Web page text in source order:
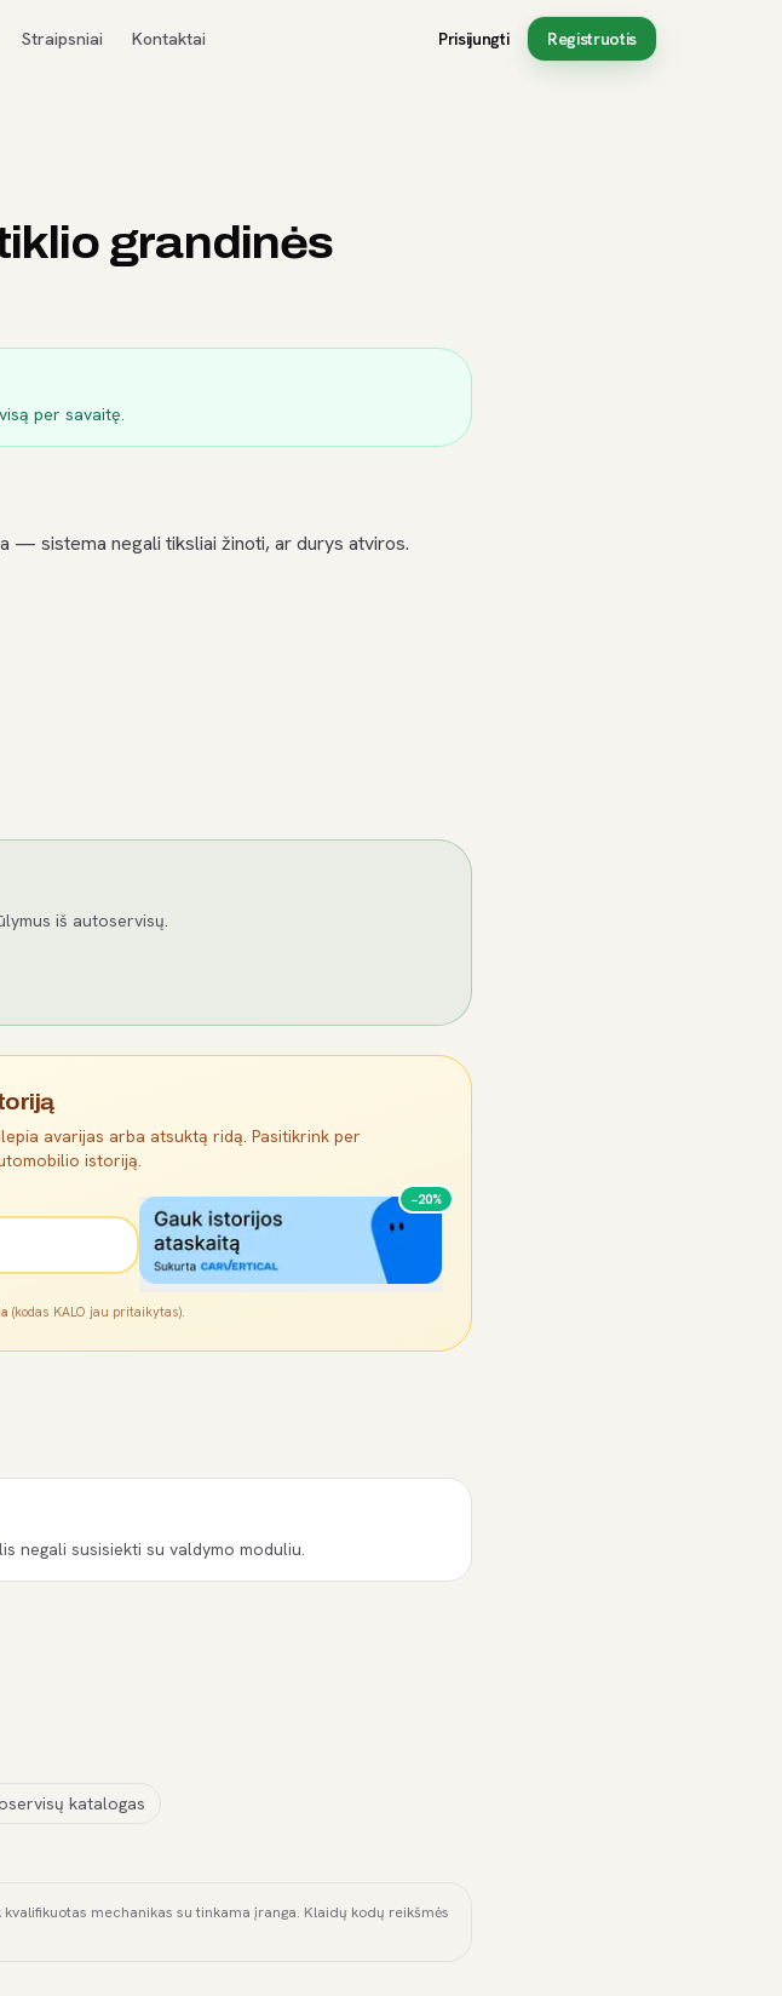
Straipsniai Kontaktai Prisijungti Registruotis
grandinės
per savaitę.
— sistema negali tiksliai žinoti, ar durys atviros.
iš autoservisų.
avarijas arba atsuktą ridą. Pasitikrink per
istoriją.
−20%
(kodas KALO jau pritaikytas).
susisiekti su valdymo moduliu.
katalogas
mechanikas su tinkama įranga. Klaidų kodų reikšmės